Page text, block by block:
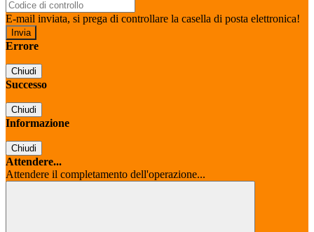
E-mail inviata, si prega di controllare la casella di posta elettronica!
Errore
Chiudi
Successo
Chiudi
Informazione
Chiudi
Attendere...
Attendere il completamento dell'operazione...